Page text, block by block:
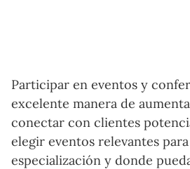
Participar en eventos y
excelente manera de
conectar con clientes
elegir eventos relevantes
especialización y donde